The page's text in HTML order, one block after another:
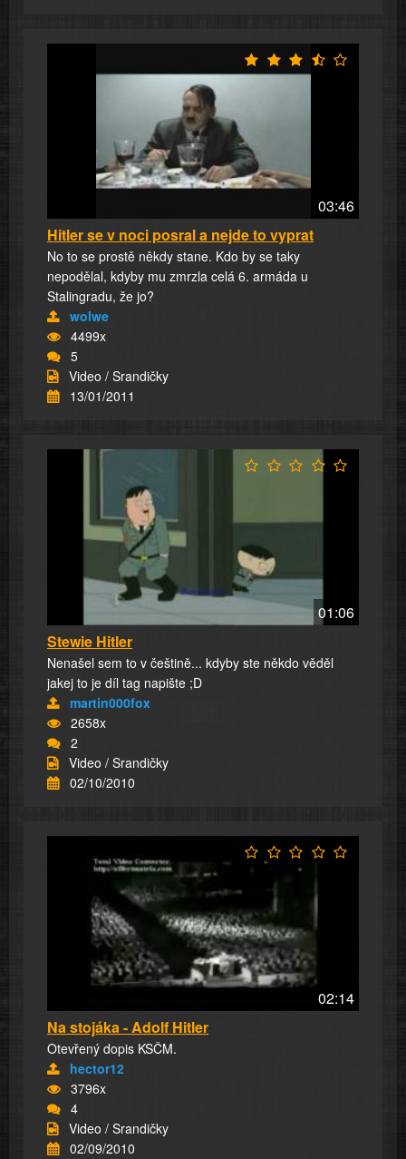
03:46
Hitler se v noci posral a nejde to vyprat
No to se prostě někdy stane. Kdo by se taky
nepodělal, kdyby mu zmrzla celá 6. armáda u
Stalingradu, že jo?
wolwe
4499x
5
Video / Srandičky
13/01/2011
01:06
Stewie Hitler
Nenašel sem to v češtině... kdyby ste někdo věděl
jakej to je díl tag napište ;D
martin000fox
2658x
2
Video / Srandičky
02/10/2010
02:14
Na stojáka - Adolf Hitler
Otevřený dopis KSČM.
hector12
3796x
4
Video / Srandičky
02/09/2010